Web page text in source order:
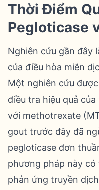
Thời Điểm
Pegloticase
Nghiên cứu gần đây
của điều hòa miễn
Một nghiên cứu
điều tra hiệu quả
với methotrexate
gout trước đây đã
pegloticase đơn
phương pháp này
phản ứng truyền